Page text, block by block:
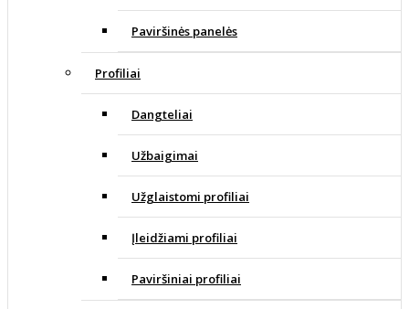
Paviršinės panelės
Profiliai
Dangteliai
Užbaigimai
Užglaistomi profiliai
Įleidžiami profiliai
Paviršiniai profiliai